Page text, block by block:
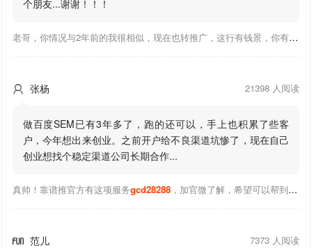
个朋友...谢谢！！！
老哥，你情况与2年前的我很相似，现在也转推广，这行有钱景，你有基础上手会比较快，不必担心。至于学竞价还是信息流哪个好，我是信息流广告入手，现在迷上靠谱推关注大神们的营销推广干货。有空你也可多泡下这站，真能学到不少东西；希望可以帮到你！
 张杨 21398 人阅读
做百度SEM已有3年多了，跑的还可以，手上也积累了些客
户，今年想出来创业。之前开户给不良渠道坑惨了，现在自己
创业想找个稳定渠道公司长期合作...
真帅！靠谱推官方有这项服务gcd28288，加官微了解，希望可以帮到你！
 范儿 7373 人阅读